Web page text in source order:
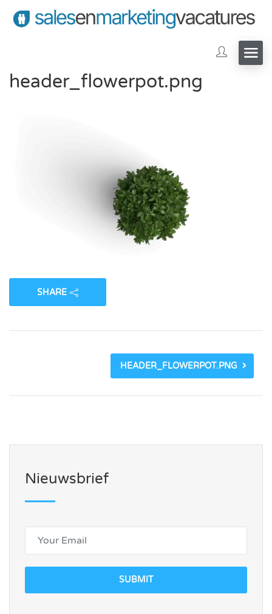
header_flowerpot.png
SHARE
HEADER_FLOWERPOT.PNG
Nieuwsbrief
SUBMIT